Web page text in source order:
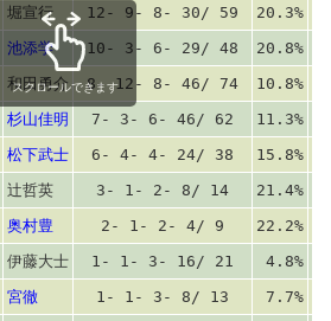
堀宣行 12- 9- 8- 30/ 59 20.3%
池添学 10- 3- 6- 29/ 48 20.8%
和田勇介 8- 12- 8- 46/ 74 10.8%
杉山佳明 7- 3- 6- 46/ 62 11.3%
松下武士 6- 4- 4- 24/ 38 15.8%
辻哲英 3- 1- 2- 8/ 14 21.4%
奥村豊 2- 1- 2- 4/ 9 22.2%
伊藤大士 1- 1- 3- 16/ 21 4.8%
宮徹 1- 1- 3- 8/ 13 7.7%
スクロールできます